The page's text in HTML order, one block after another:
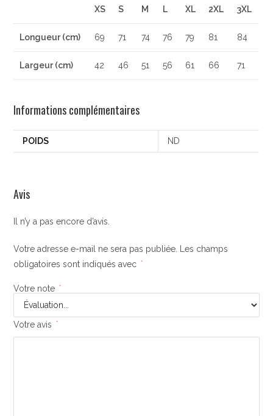
XS S M L XL 2XL 3XL
Longueur (cm) 69 71 74 76 79 81 84
Largeur (cm) 42 46 51 56 61 66 71
Informations complémentaires
POIDS ND
Avis
Il n’y a pas encore d’avis.
Votre adresse e-mail ne sera pas publiée. Les champs
obligatoires sont indiqués avec
*
Votre note *
Votre avis *